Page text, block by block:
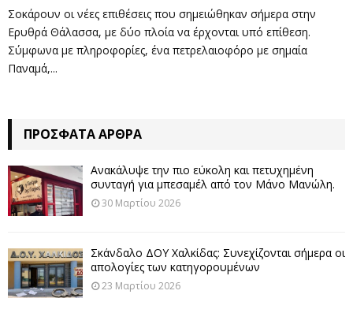
Σοκάρουν οι νέες επιθέσεις που σημειώθηκαν σήμερα στην
Ερυθρά Θάλασσα, με δύο πλοία να έρχονται υπό επίθεση.
Σύμφωνα με πληροφορίες, ένα πετρελαιοφόρο με σημαία
Παναμά,...
ΠΡΌΣΦΑΤΑ ΆΡΘΡΑ
Ανακάλυψε την πιο εύκολη και πετυχημένη
συνταγή για μπεσαμέλ από τον Μάνο Μανώλη.
30 Μαρτίου 2026
Σκάνδαλο ΔΟΥ Χαλκίδας: Συνεχίζονται σήμερα οι
απολογίες των κατηγορουμένων
23 Μαρτίου 2026